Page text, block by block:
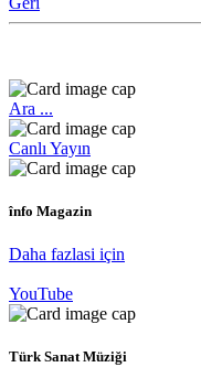
Ara ...
Canlı Yayın
înfo Magazin
Daha fazlasi için
YouTube
Türk Sanat Müziği